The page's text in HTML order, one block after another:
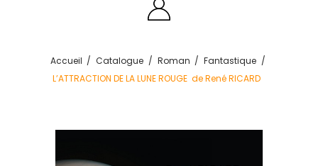
Accueil Catalogue Roman
Fantastique
L’ATTRACTION DE LA LUNE ROUGE de René RICARD